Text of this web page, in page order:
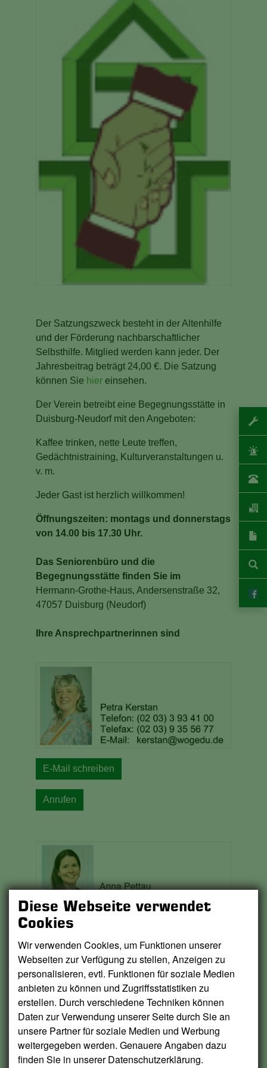
Der Satzungszweck besteht in der Altenhilfe
und der Förderung nachbarschaftlicher
Selbsthilfe. Mitglied werden kann jeder. Der
Jahresbeitrag beträgt 24,00 €. Die Satzung
können Sie hier einsehen.
Der Verein betreibt eine Begegnungsstätte in
Duisburg-Neudorf mit den Angeboten:
Kaffee trinken, nette Leute treffen,
Gedächtnistraining, Kulturveranstaltungen u.
v. m.
Jeder Gast ist herzlich willkommen!
Öffnungszeiten: montags und donnerstags
von 14.00 bis 17.30 Uhr.
Das Seniorenbüro und die
Begegnungsstätte finden Sie im
Hermann-Grothe-Haus, Andersenstraße 32,
47057 Duisburg (Neudorf)
Ihre Ansprechpartnerinnen sind
E-Mail schreiben
Anrufen
E-Mail schreiben
Anrufen
Diese Webseite verwendet
Cookies
Wir verwenden Cookies, um Funktionen unserer
Webseiten zur Verfügung zu stellen, Anzeigen zu
personalisieren, evtl. Funktionen für soziale Medien
anbieten zu können und Zugriffsstatistiken zu
erstellen. Durch verschiedene Techniken können
Daten zur Verwendung unserer Seite durch Sie an
unsere Partner für soziale Medien und Werbung
weitergegeben werden. Genauere Angaben dazu
finden Sie in unserer Datenschutzerklärung.